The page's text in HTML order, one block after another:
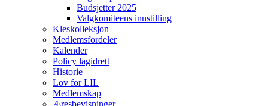
Budsjetter 2025
Valgkomiteens innstilling
Kleskolleksjon
Medlemsfordeler
Kalender
Policy lagidrett
Historie
Lov for LIL
Medlemskap
Æresbevisninger